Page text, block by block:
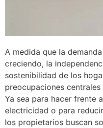
A medida que la
creciendo, la
sostenibilidad de los
preocupaciones
Ya sea para hacer frente
electricidad o para
los propietarios buscan